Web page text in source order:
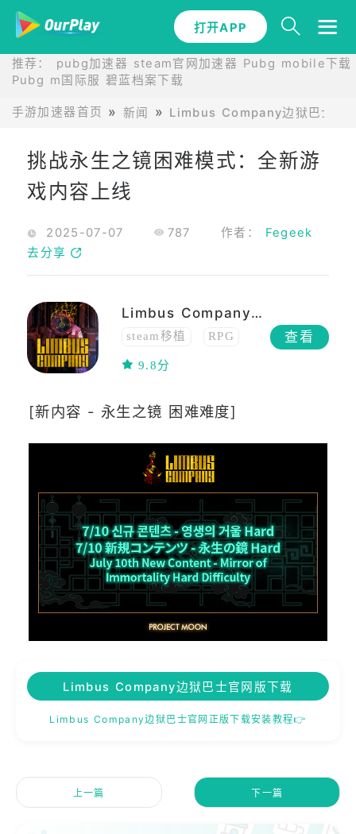
打开APP
推荐： pubg加速器 steam官网加速器 Pubg mobile下载
Pubg m国际服 碧蓝档案下载
手游加速器首页 新闻 Limbus Company边狱巴士
挑战永生之镜困难模式：全新游
戏内容上线
2025-07-07 787 作者： Fegeek
去分享
Limbus Company边狱巴士
steam移植
RPG
中文
9.8分
查看
[新内容 - 永生之镜 困难难度]
Limbus Company边狱巴士官网版下载
Limbus Company边狱巴士官网正版下载安装教程👉
上一篇 下一篇